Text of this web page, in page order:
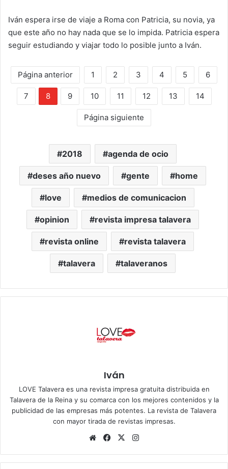
Iván espera irse de viaje a Roma con Patricia, su novia, ya
que este año no hay nada que se lo impida. Patricia espera
seguir estudiando y viajar todo lo posible junto a Iván.
Página anterior 1 2 3 4 5 6
7 8 9 10 11 12 13 14
Página siguiente
2018 agenda de ocio
deses año nuevo gente home
love medios de comunicacion
opinion revista impresa talavera
revista online revista talavera
talavera talaveranos
Iván
LOVE Talavera es una revista impresa gratuita distribuida en
Talavera de la Reina y su comarca con los mejores contenidos y la
publicidad de las empresas más potentes. La revista de Talavera
con mayor tirada de revistas impresas.
Siti
we
Fa
bo
X
ra